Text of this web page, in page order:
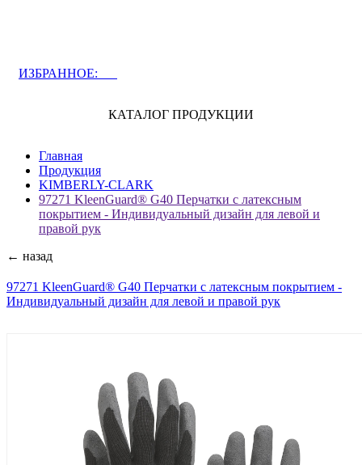
ИЗБРАННОЕ:
КАТАЛОГ ПРОДУКЦИИ
Главная
Продукция
KIMBERLY-CLARK
97271 KleenGuard® G40 Перчатки с латексным
покрытием - Индивидуальный дизайн для левой и
правой рук
← назад
97271 KleenGuard® G40 Перчатки с латексным покрытием -
Индивидуальный дизайн для левой и правой рук